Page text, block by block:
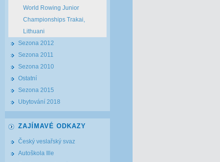
World Rowing Junior
Championships Trakai,
Lithuani
Sezona 2012
Sezona 2011
Sezona 2010
Ostatní
Sezona 2015
Ubytování 2018
ZAJÍMAVÉ ODKAZY
Český veslařský svaz
Autoškola Ille